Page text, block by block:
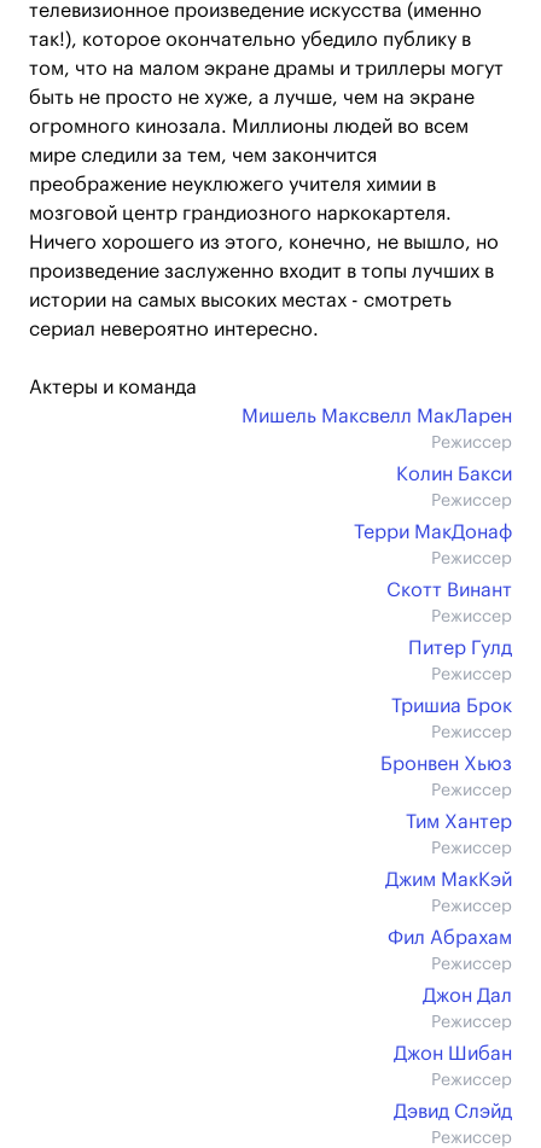
телевизионное произведение искусства (именно
так!), которое окончательно убедило публику в
том, что на малом экране драмы и триллеры могут
быть не просто не хуже, а лучше, чем на экране
огромного кинозала. Миллионы людей во всем
мире следили за тем, чем закончится
преображение неуклюжего учителя химии в
мозговой центр грандиозного наркокартеля.
Ничего хорошего из этого, конечно, не вышло, но
произведение заслуженно входит в топы лучших в
истории на самых высоких местах - смотреть
сериал невероятно интересно.
Актеры и команда
Мишель Максвелл МакЛарен
Режиссер
Колин Бакси
Режиссер
Терри МакДонаф
Режиссер
Скотт Винант
Режиссер
Питер Гулд
Режиссер
Тришиа Брок
Режиссер
Бронвен Хьюз
Режиссер
Тим Хантер
Режиссер
Джим МакКэй
Режиссер
Фил Абрахам
Режиссер
Джон Дал
Режиссер
Джон Шибан
Режиссер
Дэвид Слэйд
Режиссер